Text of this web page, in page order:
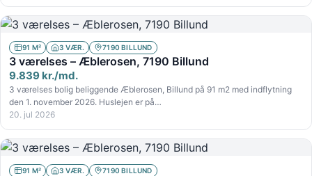
91 M² 3 VÆR. 7190 BILLUND
3 værelses – Æblerosen, 7190 Billund
9.839 kr./md.
3 værelses bolig beliggende Æblerosen, Billund på 91 m2 med indflytning
den 1. november 2026. Huslejen er på…
20. jul 2026
91 M² 3 VÆR. 7190 BILLUND